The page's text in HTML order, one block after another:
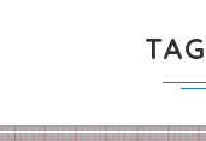
TAG